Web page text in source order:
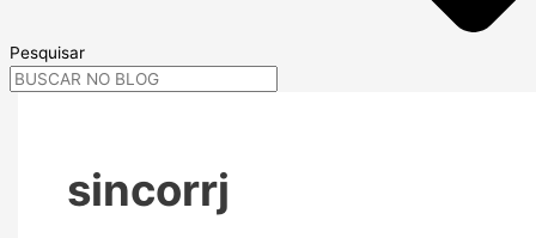
Pesquisar
sincorrj